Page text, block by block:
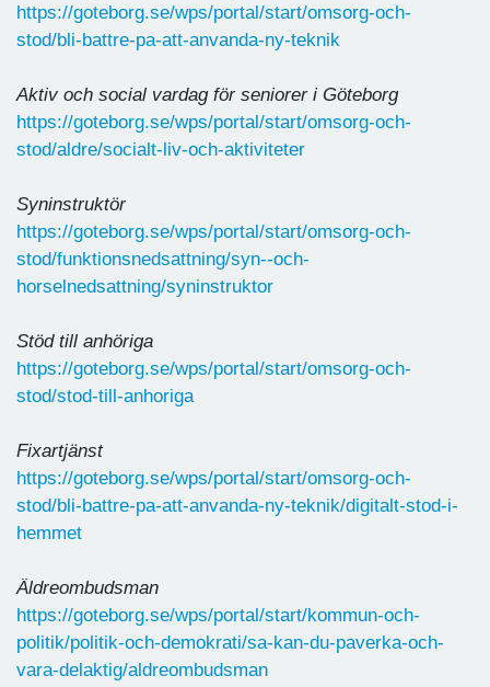
https://goteborg.se/wps/portal/start/omsorg-och-
stod/bli-battre-pa-att-anvanda-ny-teknik
Aktiv och social vardag för seniorer i Göteborg
https://goteborg.se/wps/portal/start/omsorg-och-
stod/aldre/socialt-liv-och-aktiviteter
Syninstruktör
https://goteborg.se/wps/portal/start/omsorg-och-
stod/funktionsnedsattning/syn--och-
horselnedsattning/syninstruktor
Stöd till anhöriga
https://goteborg.se/wps/portal/start/omsorg-och-
stod/stod-till-anhoriga
Fixartjänst
https://goteborg.se/wps/portal/start/omsorg-och-
stod/bli-battre-pa-att-anvanda-ny-teknik/digitalt-stod-i-
hemmet
Äldreombudsman
https://goteborg.se/wps/portal/start/kommun-och-
politik/politik-och-demokrati/sa-kan-du-paverka-och-
vara-delaktig/aldreombudsman